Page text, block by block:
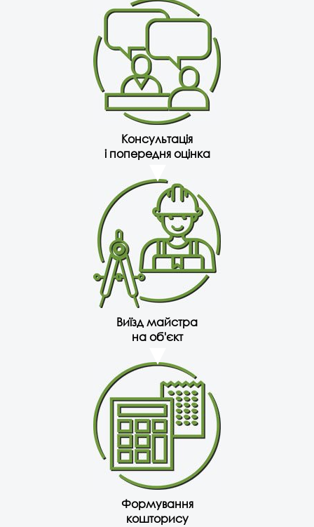
Консультація
і попередня оцінка
Виїзд майстра
на об'єкт
Формування
кошторису